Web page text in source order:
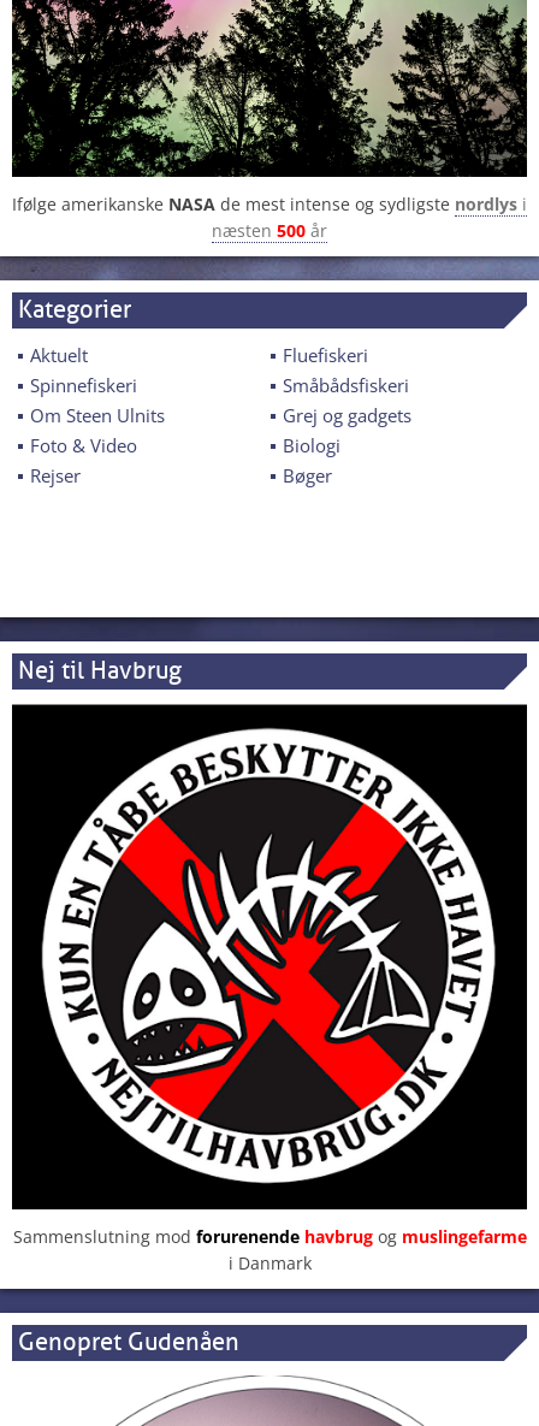
Ifølge amerikanske NASA de mest intense og sydligste nordlys i
næsten 500 år
Kategorier
Aktuelt
Fluefiskeri
Spinnefiskeri
Småbådsfiskeri
Om Steen Ulnits
Grej og gadgets
Foto & Video
Biologi
Rejser
Bøger
Nej til Havbrug
Sammenslutning mod forurenendehavbrugog muslingefarme
i Danmark
Genopret Gudenåen